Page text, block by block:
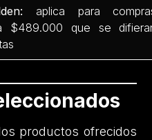
aplica para
$489.000 que se
productos ofrecidos